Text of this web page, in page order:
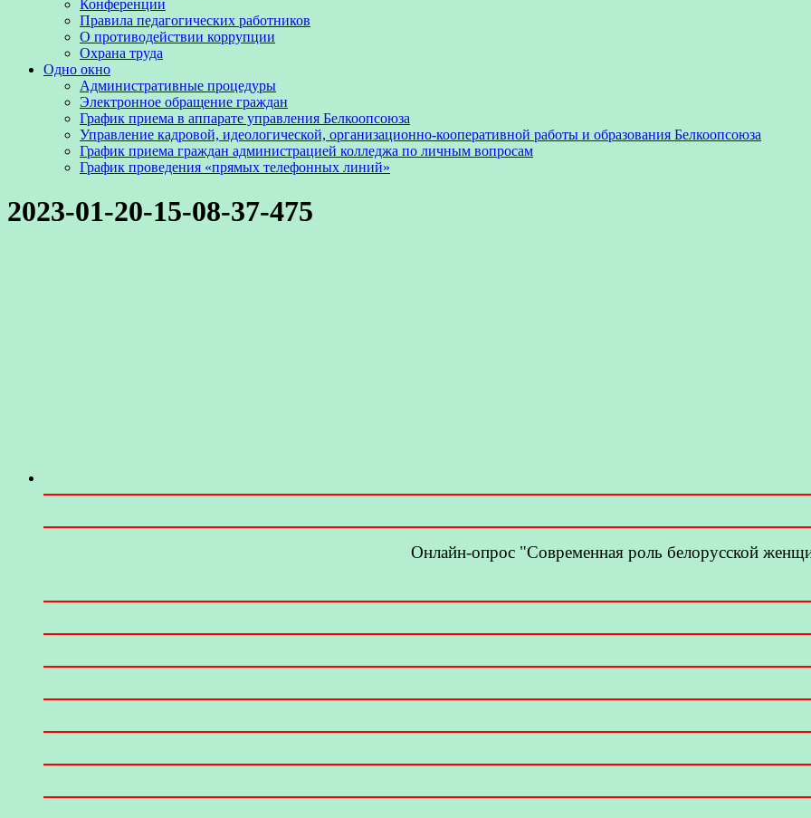
Конференции
Правила педагогических работников
О противодействии коррупции
Охрана труда
Одно окно
Административные процедуры
Электронное обращение граждан
График приема в аппарате управления Белкоопсоюза
Управление кадровой, идеологической, организационно-кооперативной работы и образования Белкоопсоюза
График приема граждан администрацией колледжа по личным вопросам
График проведения «прямых телефонных линий»
2023-01-20-15-08-37-475
Онлайн-опрос "Современная роль белорусской